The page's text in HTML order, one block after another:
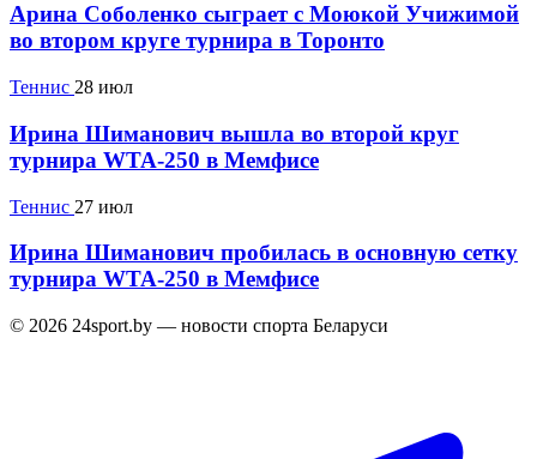
Арина Соболенко сыграет с Моюкой Учижимой
во втором круге турнира в Торонто
Теннис 28 июл
Ирина Шиманович вышла во второй круг
турнира WTA-250 в Мемфисе
Теннис 27 июл
Ирина Шиманович пробилась в основную сетку
турнира WTA-250 в Мемфисе
© 2026 24sport.by — новости спорта Беларуси